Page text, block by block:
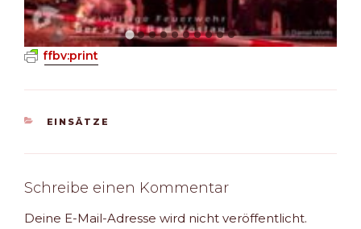
ffbv:print
KATEGORIEN
EINSÄTZE
Schreibe einen Kommentar
Deine E-Mail-Adresse wird nicht veröffentlicht.